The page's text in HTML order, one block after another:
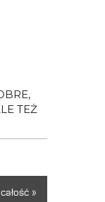
TEŻ
»